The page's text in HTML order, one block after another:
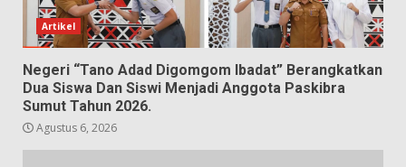
Artikel
Negeri “Tano Adad Digomgom Ibadat” Berangkatkan
Dua Siswa Dan Siswi Menjadi Anggota Paskibra
Sumut Tahun 2026.
Agustus 6, 2026